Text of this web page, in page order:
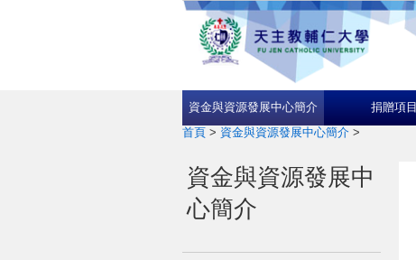
資金與資源發展中心簡介 捐贈項目
首頁 > 資金與資源發展中心簡介 >
資金與資源發展中
心簡介